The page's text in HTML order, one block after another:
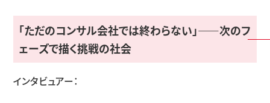
「ただのコンサル会社では終わらない」——次のフ
ェーズで描く挑戦の社会
インタビュアー：